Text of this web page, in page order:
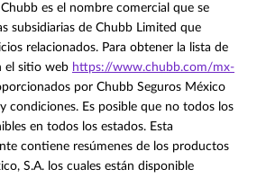
es el nombre comercial que se
subsidiarias de Chubb Limited que
relacionados. Para obtener la lista de
el sitio web https://www.chubb.com/mx-
por Chubb Seguros México
condiciones. Es posible que no todos los
en todos los estados. Esta
contiene resúmenes de los productos
S.A. los cuales están disponible